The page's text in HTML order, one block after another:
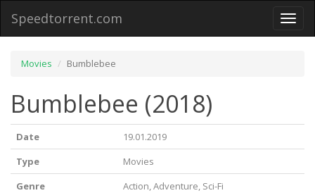
Toggle
Speedtorrent.com
Movies Bumblebee
Bumblebee (2018)
Date
19.01.2019
Type
Movies
Genre
Action, Adventure, Sci-Fi